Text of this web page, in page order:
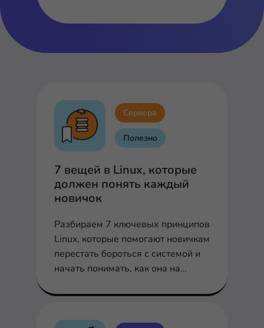
Сервера
Полезно
7 вещей в Linux, которые
должен понять каждый
новичок
Разбираем 7 ключевых принципов
Linux, которые помогают новичкам
перестать бороться с системой и
начать понимать, как она на